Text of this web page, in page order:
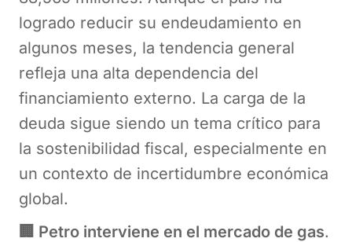
logrado reducir su endeudamiento en
algunos meses, la tendencia general
refleja una alta dependencia del
financiamiento externo. La carga de la
deuda sigue siendo un tema crítico para
la sostenibilidad fiscal, especialmente en
un contexto de incertidumbre económica
global.
🏢 Petro interviene en el mercado de gas.